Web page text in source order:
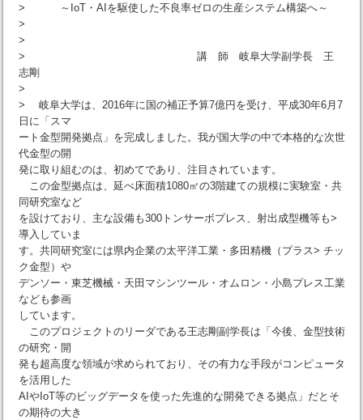
> ～IoT・AIを駆使した不良率ゼロの生産システム構築へ～
>
>
> 講 師 岐阜大学副学長 王
志剛
>
> 岐阜大学は、2016年に国の補正予算7億円を受け、平成30年6月7
日に「スマ
ート金型開発拠点」を完成しました。我が国大学の中で本格的な次世
代金型の開
発に取り組むのは、初めてであり、注目されています。
この金型拠点は、延べ床面積1080㎡の3階建ての規模に実験室・共
同研究室など
を設けており、主な設備も300トンサーボプレス、射出成型機等も>
導入していま
す。共同研究室には県内企業の太平洋工業・多田精機（プラス> チッ
ク金型）や
デンソー・東芝機械・天田マシンツール・オムロン・小島プレス工業
なども参画
しています。
このプロジェクトのリーダである王志剛副学長は「今後、金型技術
の研究・開
発も超高度な領域が求められており、その有力な手段がコンピュータ
を活用した
AIやIoT等のビッグデータを使った先進的な開発できる拠点」だとそ
の期待の大き